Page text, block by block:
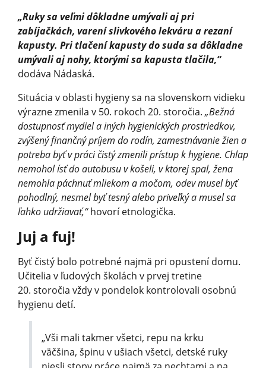
„Ruky sa veľmi dôkladne umývali aj pri
zabíjačkách, varení slivkového lekváru a rezaní
kapusty. Pri tlačení kapusty do suda sa dôkladne
umývali aj nohy, ktorými sa kapusta tlačila,“
dodáva Nádaská.
Situácia v oblasti hygieny sa na slovenskom vidieku
výrazne zmenila v 50. rokoch 20. storočia. „Bežná
dostupnosť mydiel a iných hygienických prostriedkov,
zvýšený finančný príjem do rodín, zamestnávanie žien a
potreba byť v práci čistý zmenili prístup k hygiene. Chlap
nemohol ísť do autobusu v košeli, v ktorej spal, žena
nemohla páchnuť mliekom a močom, odev musel byť
pohodlný, nesmel byť tesný alebo priveľký a musel sa
ľahko udržiavať,“hovorí etnologička.
Juj a fuj!
Byť čistý bolo potrebné najmä pri opustení domu.
Učitelia v ľudových školách v prvej tretine
20. storočia vždy v pondelok kontrolovali osobnú
hygienu detí.
„Vši mali takmer všetci, repu na krku
väčšina, špinu v ušiach všetci, detské ruky